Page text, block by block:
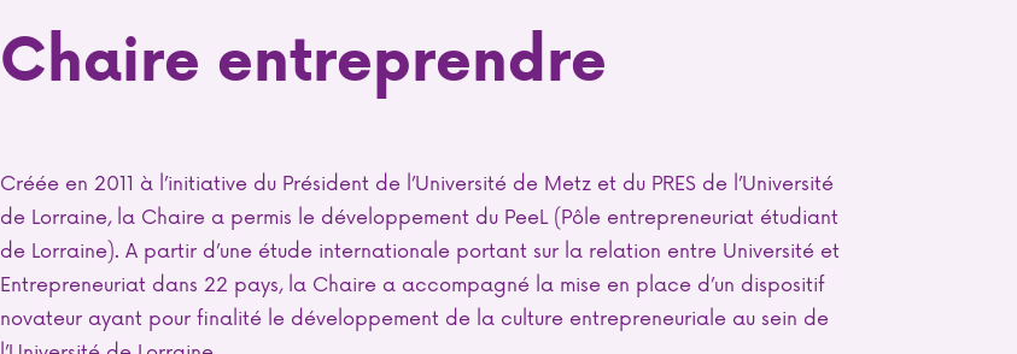
Chaire entreprendre
Créée en 2011 à l’initiative du Président de l’Université de Metz et du PRES de l’Université
de Lorraine, la Chaire a permis le développement du PeeL (Pôle entrepreneuriat étudiant
de Lorraine). A partir d’une étude internationale portant sur la relation entre Université et
Entrepreneuriat dans 22 pays, la Chaire a accompagné la mise en place d’un dispositif
novateur ayant pour finalité le développement de la culture entrepreneuriale au sein de